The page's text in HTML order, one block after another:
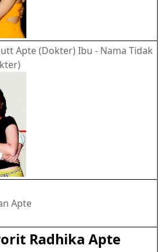
Apte (Dokter) Ibu - Nama Tidak
Apte
Radhika Apte